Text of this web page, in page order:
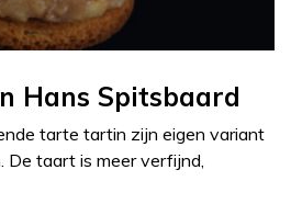
Hans Spitsbaard
tarte tartin zijn eigen variant
De taart is meer verfijnd,